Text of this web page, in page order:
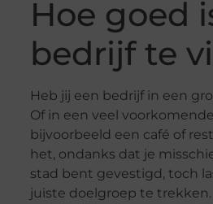
Hoe goed
bedrijf te
Heb jij een bedrijf in een
Of in een veel
bijvoorbeeld een café of
het, ondanks dat je
stad bent gevestigd, toch
juiste doelgroep te